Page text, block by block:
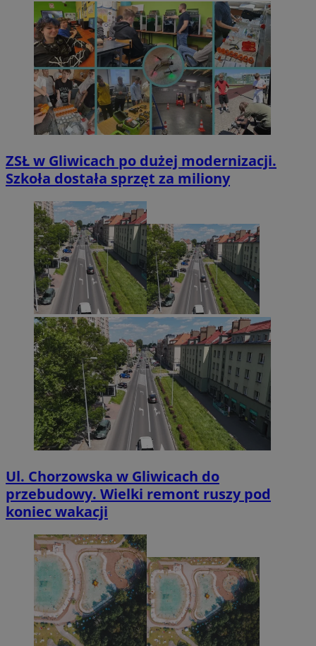
ZSŁ w Gliwicach po dużej modernizacji.
Szkoła dostała sprzęt za miliony
Ul. Chorzowska w Gliwicach do
przebudowy. Wielki remont ruszy pod
koniec wakacji